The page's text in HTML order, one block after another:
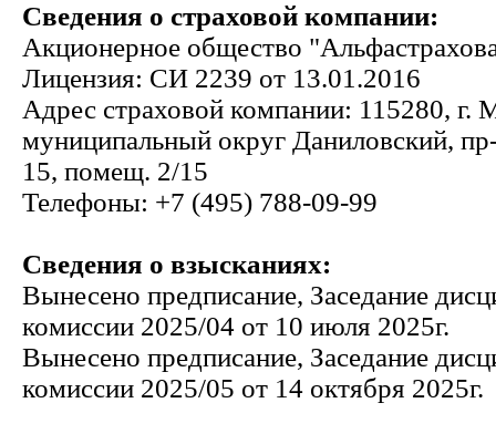
Сведения о страховой компании:
Акционерное общество
Лицензия: СИ 2239 от 13.01.2016
Адрес страховой компании: 115280, г.
муниципальный округ Даниловский,
15, помещ. 2/15
Телефоны: +7 (495) 788-09-99
Сведения о взысканиях:
Вынесено предписание, Заседание
комиссии 2025/04 от 10 июля 2025г.
Вынесено предписание, Заседание
комиссии 2025/05 от 14 октября 2025г.